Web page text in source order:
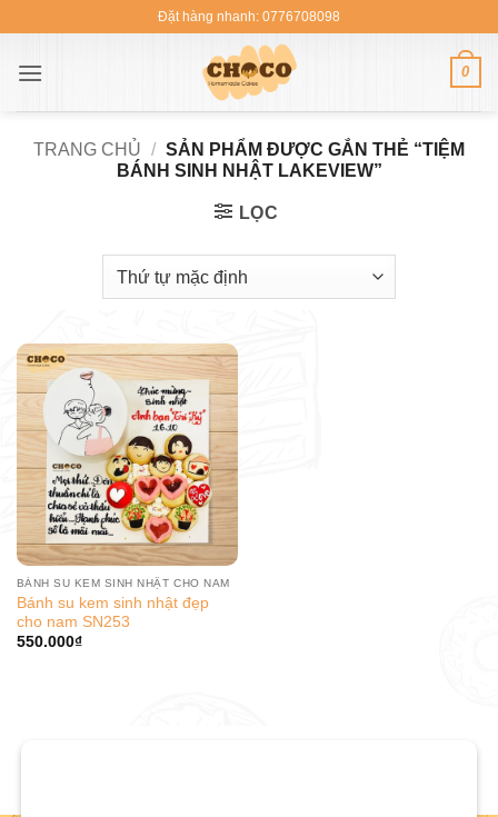
nội
Đặt hàng nhanh: 0776708098
0
TRANG CHỦ / SẢN PHẨM ĐƯỢC GẮN THẺ “TIỆM
BÁNH SINH NHẬT LAKEVIEW”
LỌC
BÁNH SU KEM SINH NHẬT CHO NAM
Bánh su kem sinh nhật đẹp
cho nam SN253
550.000₫